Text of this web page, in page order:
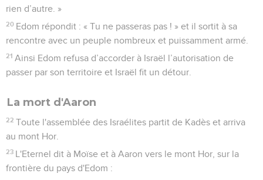
rien d’autre. »
20 Edom répondit : « Tu ne passeras pas ! » et il sortit à sa
rencontre avec un peuple nombreux et puissamment armé.
21 Ainsi Edom refusa d’accorder à Israël l’autorisation de
passer par son territoire et Israël fit un détour.
La mort d'Aaron
22 Toute l'assemblée des Israélites partit de Kadès et arriva
au mont Hor.
23 L'Eternel dit à Moïse et à Aaron vers le mont Hor, sur la
frontière du pays d'Edom :